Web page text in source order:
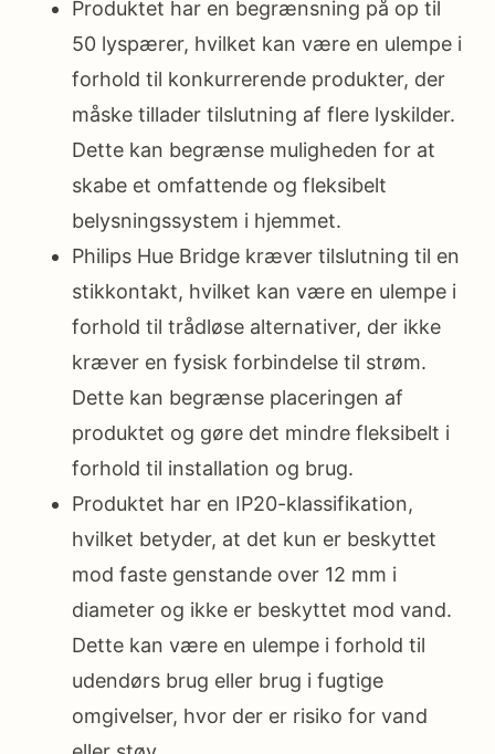
Produktet har en begrænsning på op til
50 lyspærer, hvilket kan være en ulempe i
forhold til konkurrerende produkter, der
måske tillader tilslutning af flere lyskilder.
Dette kan begrænse muligheden for at
skabe et omfattende og fleksibelt
belysningssystem i hjemmet.
Philips Hue Bridge kræver tilslutning til en
stikkontakt, hvilket kan være en ulempe i
forhold til trådløse alternativer, der ikke
kræver en fysisk forbindelse til strøm.
Dette kan begrænse placeringen af
produktet og gøre det mindre fleksibelt i
forhold til installation og brug.
Produktet har en IP20-klassifikation,
hvilket betyder, at det kun er beskyttet
mod faste genstande over 12 mm i
diameter og ikke er beskyttet mod vand.
Dette kan være en ulempe i forhold til
udendørs brug eller brug i fugtige
omgivelser, hvor der er risiko for vand